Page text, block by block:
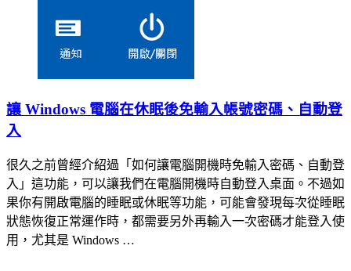
讓 Windows 電腦在休眠後免輸入帳號密碼、自動登
入
很久之前曾經介紹過「如何讓電腦開機時免輸入密碼、自動登
入」這功能，可以讓我們在電腦開機時自動登入桌面。不過如
果你有開啟電腦的睡眠或休眠等功能，可能會發現每次從睡眠
狀態恢復正常運作時，都需要另外再輸入一次密碼才能登入使
用，尤其是 Windows …